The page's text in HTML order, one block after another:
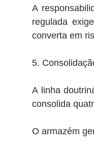
A
regulada
converta em
5.
A linha
consolida
O armazém